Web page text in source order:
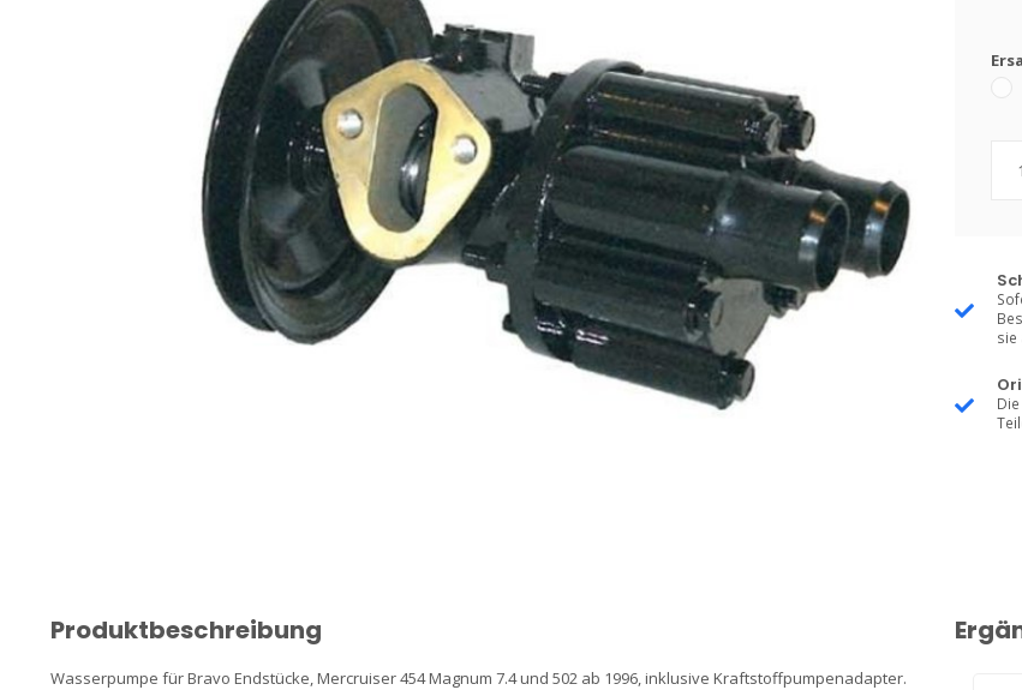
sie
Produktbeschreibung
Wasserpumpe für Bravo Endstücke, Mercruiser 454 Magnum 7.4 und 502 ab 1996, inklusive Kraftstoffpumpenadapter.